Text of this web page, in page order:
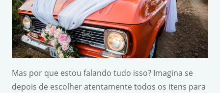
Mas por que estou falando tudo isso? Imagina se
depois de escolher atentamente todos os itens para